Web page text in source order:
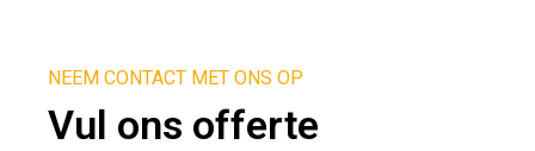
NEEM CONTACT MET ONS OP
Vul ons offerte